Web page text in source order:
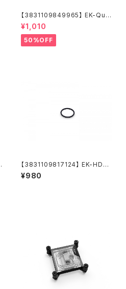
【3831109849965】 EK-Qua
ntum Torque Micro Extend
er Static MF 7 - Gold
¥1,010
50%OFF
【3831109817124】 EK-HDC
Fitting 16mm O-Ring (6pc
s)
¥980